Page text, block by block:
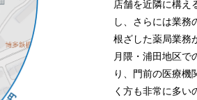
店舗を近隣に構え
し、さらには業務
根ざした薬局業務
月隈・浦田地区で
り、門前の医療機
く方も非常に多い